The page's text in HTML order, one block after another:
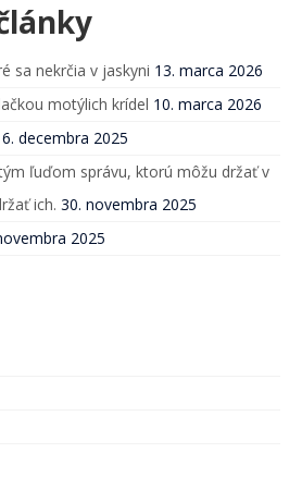
sa nekrčia v jaskyni 13. marca 2026
motýlich krídel 10. marca 2026
decembra 2025
ľuďom správu, ktorú môžu držať v
ich. 30. novembra 2025
2025